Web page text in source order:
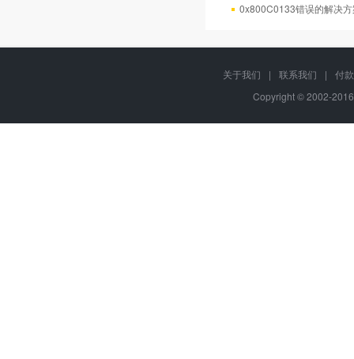
0x800C0133错误的解决
关于我们 | 联系我们 |
付
Copyright © 2002-